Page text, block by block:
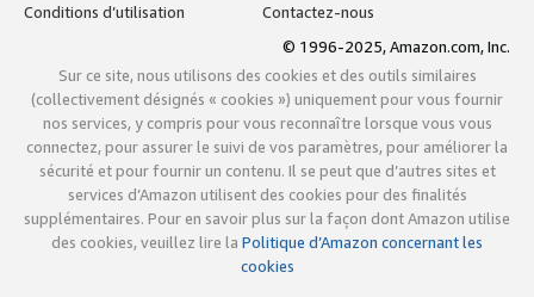
Conditions d’utilisation
Contactez-nous
© 1996-2025, Amazon.com, Inc.
Sur ce site, nous utilisons des cookies et des outils similaires
(collectivement désignés « cookies ») uniquement pour vous fournir
nos services, y compris pour vous reconnaître lorsque vous vous
connectez, pour assurer le suivi de vos paramètres, pour améliorer la
sécurité et pour fournir un contenu. Il se peut que d’autres sites et
services d’Amazon utilisent des cookies pour des finalités
supplémentaires. Pour en savoir plus sur la façon dont Amazon utilise
des cookies, veuillez lire la Politique d’Amazon concernant les
cookies